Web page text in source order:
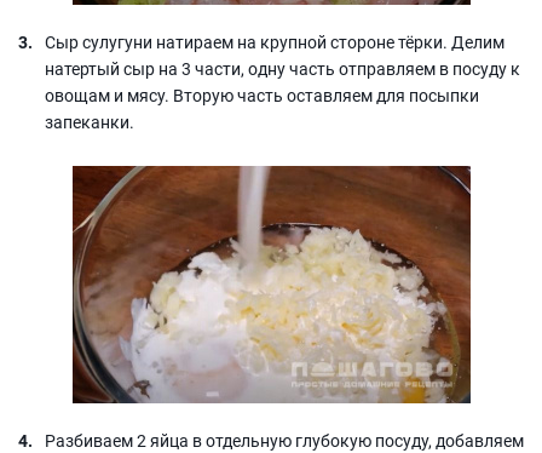
Сыр сулугуни натираем на крупной стороне тёрки. Делим
натертый сыр на 3 части, одну часть отправляем в посуду к
овощам и мясу. Вторую часть оставляем для посыпки
запеканки.
Разбиваем 2 яйца в отдельную глубокую посуду, добавляем